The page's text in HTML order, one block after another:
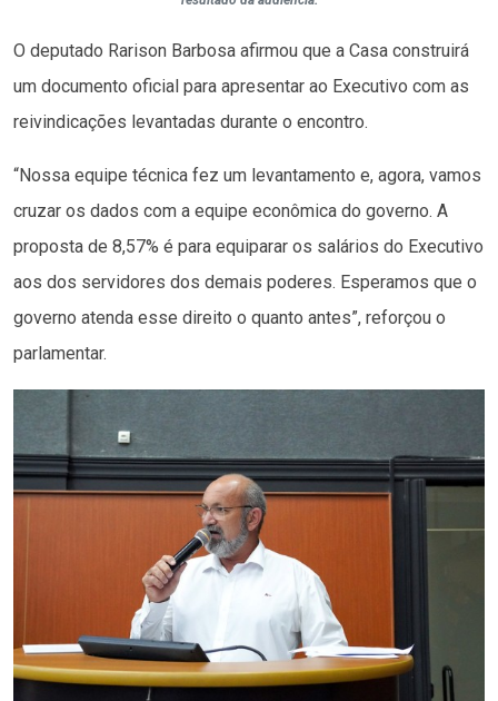
O deputado Rarison Barbosa afirmou que a Casa construirá
um documento oficial para apresentar ao Executivo com as
reivindicações levantadas durante o encontro.
“Nossa equipe técnica fez um levantamento e, agora, vamos
cruzar os dados com a equipe econômica do governo. A
proposta de 8,57% é para equiparar os salários do Executivo
aos dos servidores dos demais poderes. Esperamos que o
governo atenda esse direito o quanto antes”, reforçou o
parlamentar.